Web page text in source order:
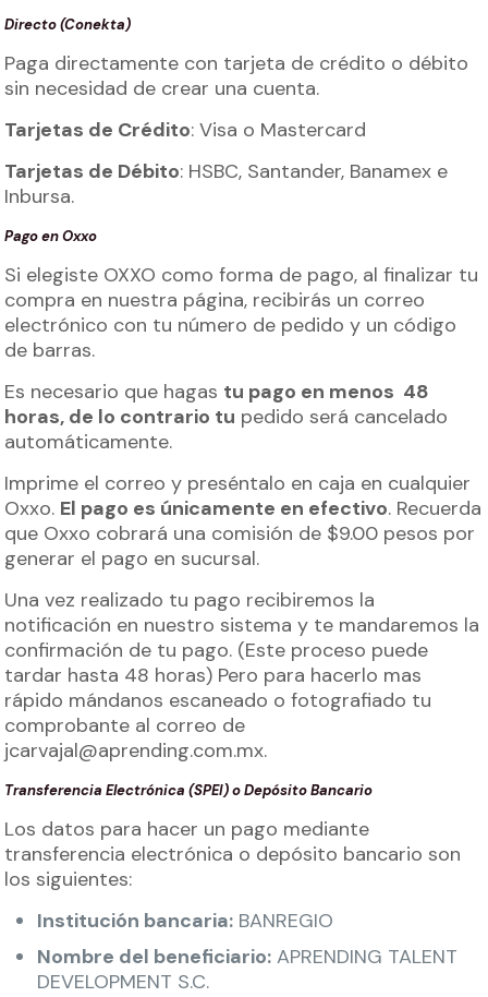
Directo (Conekta)
Paga directamente con tarjeta de crédito o débito
sin necesidad de crear una cuenta.
Tarjetas de Crédito: Visa o Mastercard
Tarjetas de Débito: HSBC, Santander, Banamex e
Inbursa.
Pago en Oxxo
Si elegiste OXXO como forma de pago, al finalizar tu
compra en nuestra página, recibirás un correo
electrónico con tu número de pedido y un código
de barras.
Es necesario que hagas tu pago en menos 48
horas, de lo contrario tu pedido será cancelado
automáticamente.
Imprime el correo y preséntalo en caja en cualquier
Oxxo. El pago es únicamente en efectivo. Recuerda
que Oxxo cobrará una comisión de $9.00 pesos por
generar el pago en sucursal.
Una vez realizado tu pago recibiremos la
notificación en nuestro sistema y te mandaremos la
confirmación de tu pago. (Este proceso puede
tardar hasta 48 horas) Pero para hacerlo mas
rápido mándanos escaneado o fotografiado tu
comprobante al correo de
jcarvajal@aprending.com.mx.
Transferencia Electrónica (SPEI) o Depósito Bancario
Los datos para hacer un pago mediante
transferencia electrónica o depósito bancario son
los siguientes:
Institución bancaria: BANREGIO
Nombre del beneficiario: APRENDING TALENT
DEVELOPMENT S.C.